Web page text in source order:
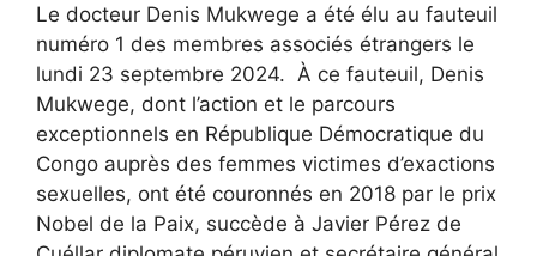
Le docteur Denis Mukwege a été élu au fauteuil
numéro 1 des membres associés étrangers le
lundi 23 septembre 2024. À ce fauteuil, Denis
Mukwege, dont l’action et le parcours
exceptionnels en République Démocratique du
Congo auprès des femmes victimes d’exactions
sexuelles, ont été couronnés en 2018 par le prix
Nobel de la Paix, succède à Javier Pérez de